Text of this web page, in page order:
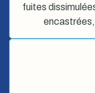
fuites